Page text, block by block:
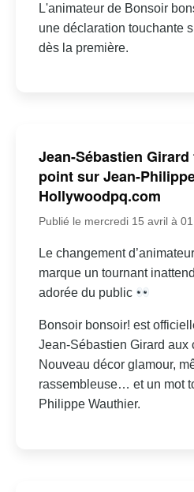
L'animateur de Bonsoir
une déclaration touchante
dès la première.
Jean-Sébastien
point sur Jean-
Hollywoodpq.com
Publié le mercredi 15 avril à
Le changement
marque un tournant
adorée du public
Bonsoir bonsoir! est
Jean-Sébastien Girard aux
Nouveau décor glamour,
rassembleuse… et un mot
Philippe Wauthier.